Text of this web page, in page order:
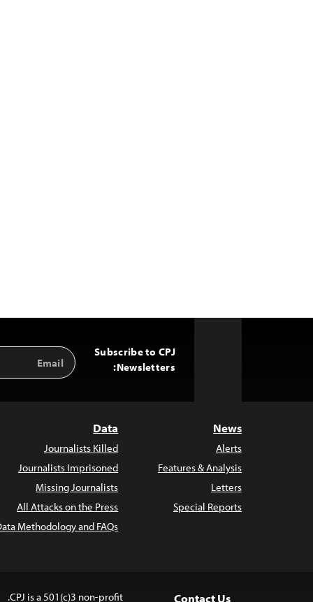
Subscribe to CPJ
Newsletters:
Email
Address
News
Alerts
Features & Analysis
Letters
Special Reports
Data
Journalists Killed
Journalists Imprisoned
Missing Journalists
All Attacks on the Press
Methodology and FAQs
Contact Us
CPJ is a 501(c)3 non-profit.